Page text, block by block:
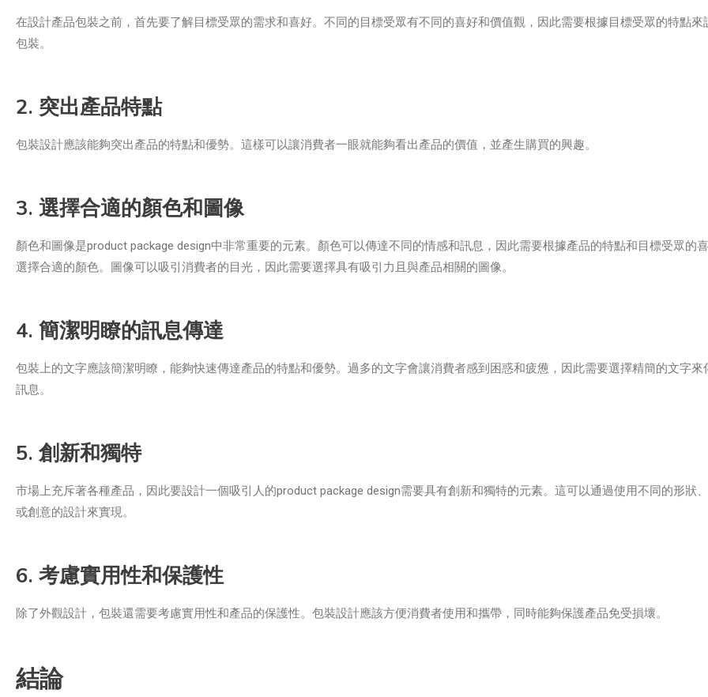
在設計產品包裝之前，首先要了解目標受眾的需求和喜好。不同的目標受眾有不同的喜好和價值觀，因此需要根據目標受眾的特點來
包裝。
2. 突出產品特點
包裝設計應該能夠突出產品的特點和優勢。這樣可以讓消費者一眼就能夠看出產品的價值，並產生購買的興趣。
3. 選擇合適的顏色和圖像
顏色和圖像是product package design中非常重要的元素。顏色可以傳達不同的情感和訊息，因此需要根據產品的特點和目標受眾的
選擇合適的顏色。圖像可以吸引消費者的目光，因此需要選擇具有吸引力且與產品相關的圖像。
4. 簡潔明瞭的訊息傳達
包裝上的文字應該簡潔明瞭，能夠快速傳達產品的特點和優勢。過多的文字會讓消費者感到困惑和疲憊，因此需要選擇精簡的文字來
訊息。
5. 創新和獨特
市場上充斥著各種產品，因此要設計一個吸引人的product package design需要具有創新和獨特的元素。這可以通過使用不同的形狀
或創意的設計來實現。
6. 考慮實用性和保護性
除了外觀設計，包裝還需要考慮實用性和產品的保護性。包裝設計應該方便消費者使用和攜帶，同時能夠保護產品免受損壞。
結論